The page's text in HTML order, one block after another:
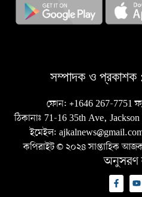
সম্পাদক ও প্রকাশক
ফোন: +1646 267-7751
ঠিকানাঃ 71-16 35th Ave,
ইমেইল:
কপিরাইট © ২০২৪ সাপ্তাহিক